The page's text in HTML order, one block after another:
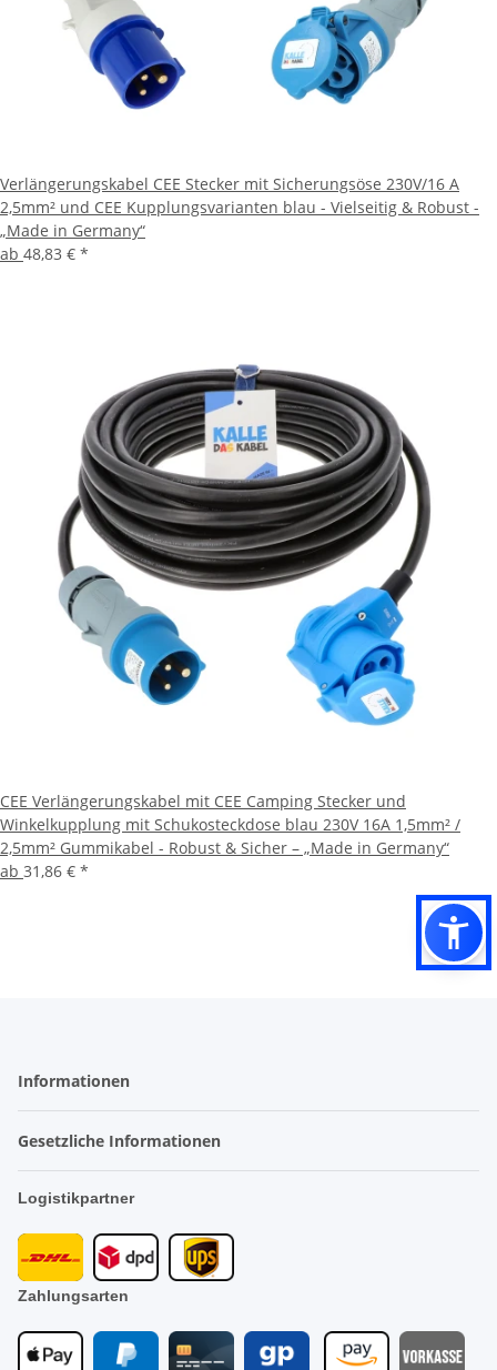
Verlängerungskabel CEE Stecker mit Sicherungsöse 230V/16 A
2,5mm² und CEE Kupplungsvarianten blau - Vielseitig & Robust -
„Made in Germany“
ab 48,83 € *
CEE Verlängerungskabel mit CEE Camping Stecker und
Winkelkupplung mit Schukosteckdose blau 230V 16A 1,5mm² /
2,5mm² Gummikabel - Robust & Sicher – „Made in Germany“
ab 31,86 € *
Informationen
Gesetzliche Informationen
Logistikpartner
Zahlungsarten